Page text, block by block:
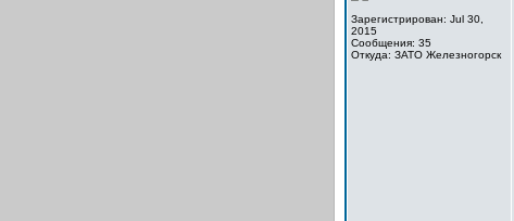
Зарегистрирован: Jul 30,
2015
Сообщения: 35
Откуда: ЗАТО Железногорск